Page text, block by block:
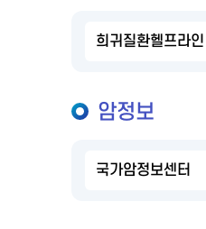
희귀질환헬프라인
암정보
국가암정보센터